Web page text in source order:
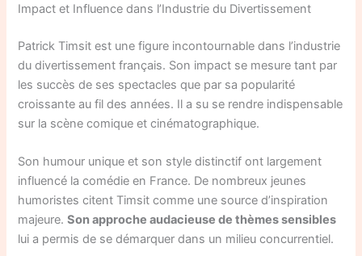
Impact et Influence dans l’Industrie du Divertissement
Patrick Timsit est une figure incontournable dans l’industrie
du divertissement français. Son impact se mesure tant par
les succès de ses spectacles que par sa popularité
croissante au fil des années. Il a su se rendre indispensable
sur la scène comique et cinématographique.
Son humour unique et son style distinctif ont largement
influencé la comédie en France. De nombreux jeunes
humoristes citent Timsit comme une source d’inspiration
majeure.Son approche audacieuse de thèmes sensibles
lui a permis de se démarquer dans un milieu concurrentiel.